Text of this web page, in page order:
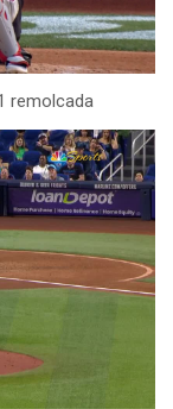
remolcada